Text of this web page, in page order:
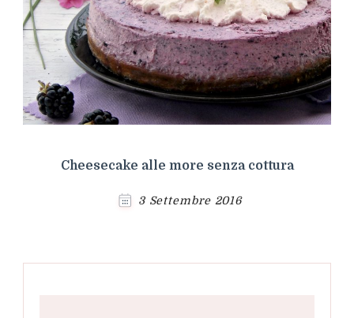
Cheesecake alle more senza cottura
3 Settembre 2016